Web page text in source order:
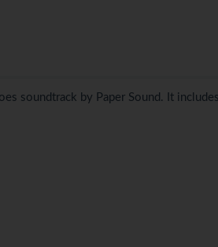
soundtrack by Paper Sound. It